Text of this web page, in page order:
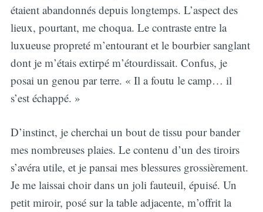
étaient abandonnés depuis longtemps. L’aspect des
lieux, pourtant, me choqua. Le contraste entre la
luxueuse propreté m’entourant et le bourbier sanglant
dont je m’étais extirpé m’étourdissait. Confus, je
posai un genou par terre. « Il a foutu le camp… il
s’est échappé. »
D’instinct, je cherchai un bout de tissu pour bander
mes nombreuses plaies. Le contenu d’un des tiroirs
s’avéra utile, et je pansai mes blessures grossièrement.
Je me laissai choir dans un joli fauteuil, épuisé. Un
petit miroir, posé sur la table adjacente, m’offrit la